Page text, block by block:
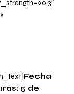
Fecha
5 de